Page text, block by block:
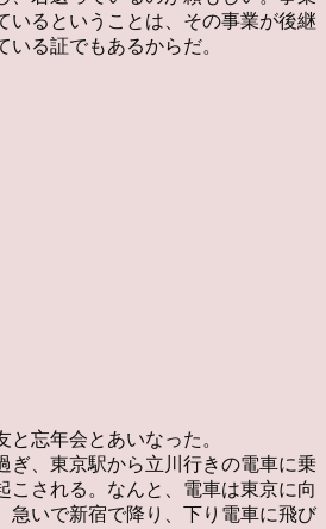
いるということは、その事業が後継
る証でもあるからだ。
と忘年会とあいなった。
ぎ、東京駅から立川行きの電車に乗
こされる。なんと、電車は東京に向
急いで新宿で降り、下り電車に飛び